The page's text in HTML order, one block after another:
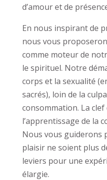
d’amour et de
En nous inspirant de
nous vous
comme moteur de
le spirituel. Notre
corps et la sexualité
sacrés), loin de la
consommation. La
l’apprentissage de la
Nous vous guiderons
plaisir ne soient plus
leviers pour une
élargie.